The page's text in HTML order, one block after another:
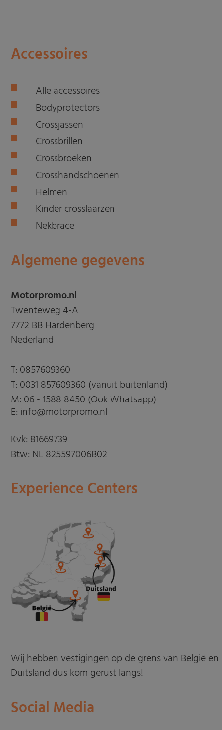
Accessoires
Alle accessoires
Bodyprotectors
Crossjassen
Crossbrillen
Crossbroeken
Crosshandschoenen
Helmen
Kinder crosslaarzen
Nekbrace
Algemene gegevens
Motorpromo.nl
Twenteweg 4-A
7772 BB Hardenberg
Nederland
T: 0857609360
T: 0031 857609360 (vanuit buitenland)
M: 06 - 1588 8450 (Ook Whatsapp)
E: info@motorpromo.nl
Kvk: 81669739
Btw: NL 825597006B02
Experience Centers
Wij hebben vestigingen op de grens van België en
Duitsland dus kom gerust langs!
Social Media